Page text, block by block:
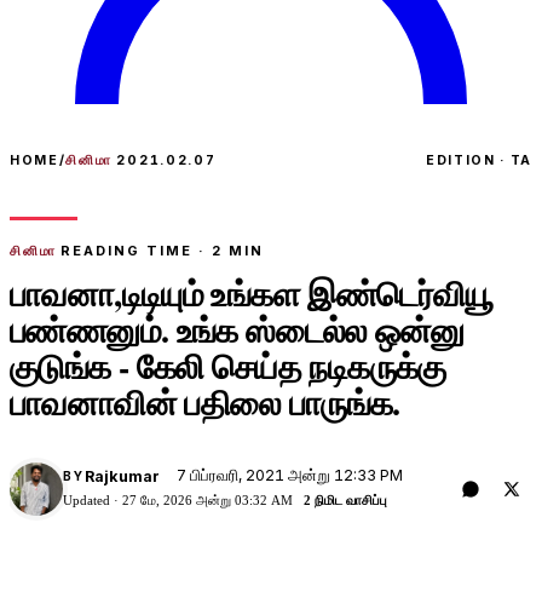
HOME/சினிமா 2021.02.07 EDITION · TA
சினிமா READING TIME · 2 MIN
பாவனா,டிடியும் உங்கள இண்டெர்வியூ
பண்ணனும். உங்க ஸ்டைல்ல ஒன்னு
குடுங்க - கேலி செய்த நடிகருக்கு
பாவனாவின் பதிலை பாருங்க.
BY Rajkumar 7 பிப்ரவரி, 2021 அன்று 12:33 PM
Updated · 27 மே, 2026 அன்று 03:32 AM 2 நிமிட வாசிப்பு